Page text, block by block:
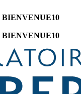
BIENVENUE10
BIENVENUE10